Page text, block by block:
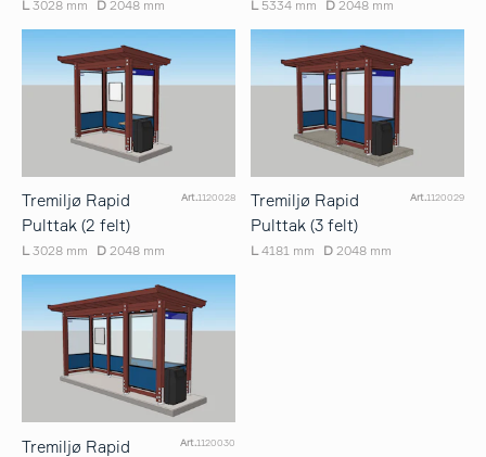
L 3028 mm D 2048 mm L 5334 mm D 2048 mm
Tremiljø Rapid
Pulttak (2 felt)
Art.1120028
L 3028 mm D 2048 mm
Tremiljø Rapid
Pulttak (3 felt)
Art.1120029
L 4181 mm D 2048 mm
Tremiljø Rapid Art.1120030